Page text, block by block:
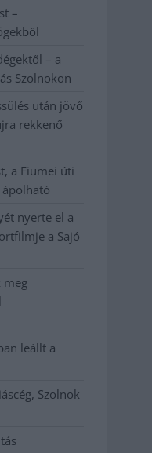
–
– a
Szolnokon
után jövő
rekkenő
a Fiumei úti
ápolható
nyerte el a
a Sajó
meg
leállt a
Szolnok